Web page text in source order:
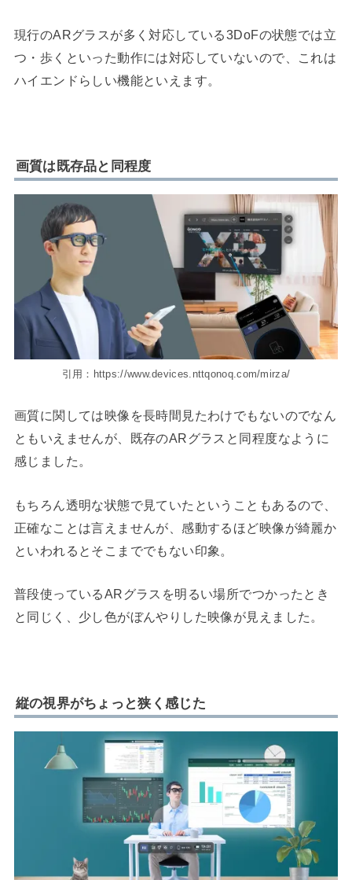
現行のARグラスが多く対応している3DoFの状態では立
つ・歩くといった動作には対応していないので、これは
ハイエンドらしい機能といえます。
画質は既存品と同程度
引用：https://www.devices.nttqonoq.com/mirza/
画質に関しては映像を長時間見たわけでもないのでなん
ともいえませんが、既存のARグラスと同程度なように
感じました。
もちろん透明な状態で見ていたということもあるので、
正確なことは言えませんが、感動するほど映像が綺麗か
といわれるとそこまででもない印象。
普段使っているARグラスを明るい場所でつかったとき
と同じく、少し色がぼんやりした映像が見えました。
縦の視界がちょっと狭く感じた